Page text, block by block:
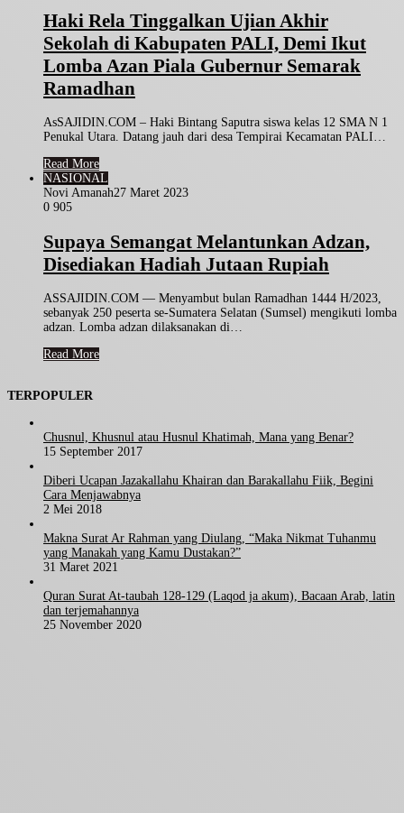
Haki Rela Tinggalkan Ujian Akhir
Sekolah di Kabupaten PALI, Demi Ikut
Lomba Azan Piala Gubernur Semarak
Ramadhan
AsSAJIDIN.COM – Haki Bintang Saputra siswa kelas 12 SMA N 1
Penukal Utara. Datang jauh dari desa Tempirai Kecamatan PALI…
Read More
NASIONAL
Novi Amanah27 Maret 2023
0 905
Supaya Semangat Melantunkan Adzan,
Disediakan Hadiah Jutaan Rupiah
ASSAJIDIN.COM — Menyambut bulan Ramadhan 1444 H/2023,
sebanyak 250 peserta se-Sumatera Selatan (Sumsel) mengikuti lomba
adzan. Lomba adzan dilaksanakan di…
Read More
TERPOPULER
Chusnul, Khusnul atau Husnul Khatimah, Mana yang Benar?
15 September 2017
Diberi Ucapan Jazakallahu Khairan dan Barakallahu Fiik, Begini
Cara Menjawabnya
2 Mei 2018
Makna Surat Ar Rahman yang Diulang, “Maka Nikmat Tuhanmu
yang Manakah yang Kamu Dustakan?”
31 Maret 2021
Quran Surat At-taubah 128-129 (Laqod ja akum), Bacaan Arab, latin
dan terjemahannya
25 November 2020